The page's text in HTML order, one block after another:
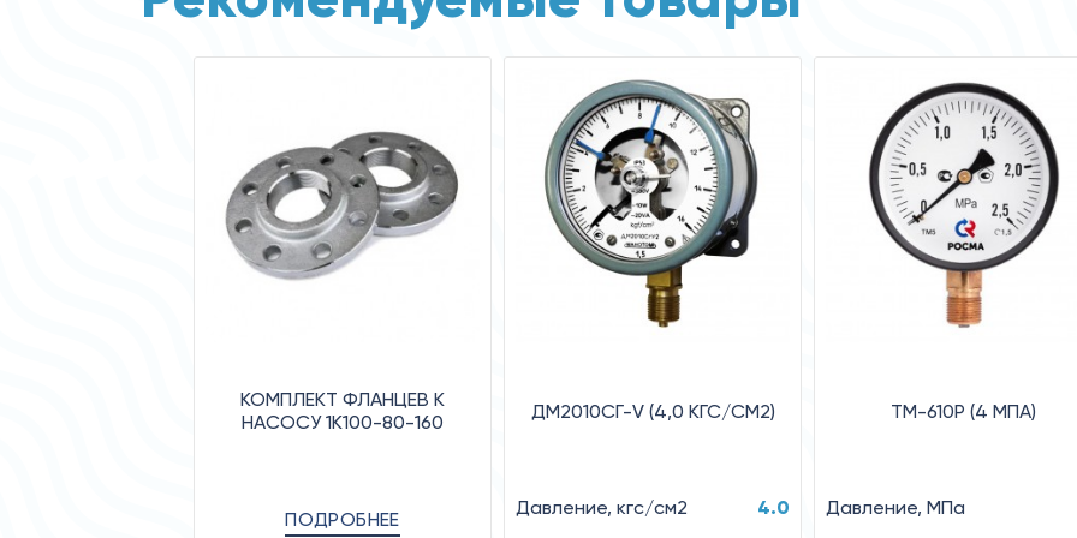
КОМПЛЕКТ ФЛАНЦЕВ К
НАСОСУ 1К100-80-160
ПОДРОБНЕЕ
ДМ2010СГ-V (4,0 КГС/СМ2)
Давление, кгс/см2 4.0
ТМ-610Р (4 MПA)
Давление, MПa